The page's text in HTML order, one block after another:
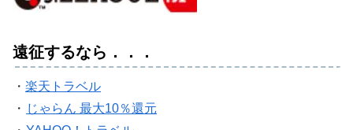
遠征するなら．．．
・ 楽天トラベル
・ じゃらん 最大10％還元